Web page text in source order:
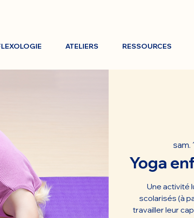
ATELIERS RESSOURCES
sam.
Yoga
Une activité
scolarisés (à
travailler leur